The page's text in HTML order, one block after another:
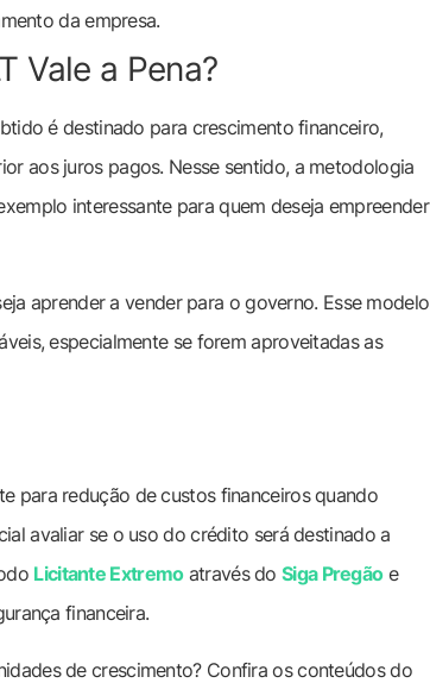
da empresa.
Vale a Pena?
é destinado para crescimento financeiro,
aos juros pagos. Nesse sentido, a metodologia
interessante para quem deseja empreender
aprender a vender para o governo. Esse modelo
especialmente se forem aproveitadas as
para redução de custos financeiros quando
avaliar se o uso do crédito será destinado a
Licitante Extremoatravés doSiga Pregãoe
financeira.
de crescimento? Confira os conteúdos do